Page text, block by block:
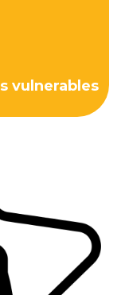
vulnerables